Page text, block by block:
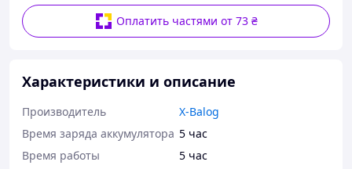
Оплатить частями от 73 ₴
Характеристики и описание
Производитель
X-Balog
Время заряда аккумулятора 5 час
Время работы
5 час